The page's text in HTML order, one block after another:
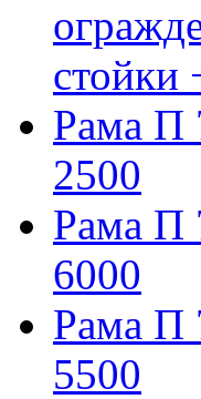
стойки
Рама П
2500
Рама П
6000
Рама П
5500